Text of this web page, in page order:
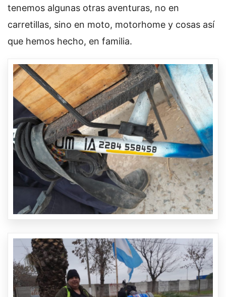
tenemos algunas otras aventuras, no en
carretillas, sino en moto, motorhome y cosas así
que hemos hecho, en familia.